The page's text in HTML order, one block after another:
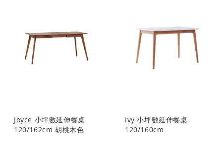
Joyce 小坪數延伸餐桌
120/162cm 胡桃木色
Ivy 小坪數延伸餐桌
120/160cm